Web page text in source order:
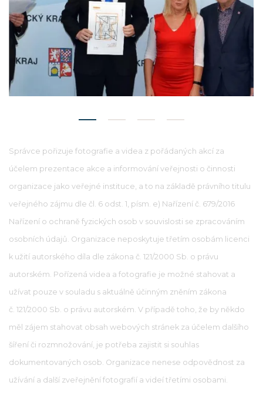
Správce pořizuje fotografie a videa z pořádaných akcí za
účelem prezentace akce a informování veřejnosti o činnosti
organizace jako veřejné instituce, a to na základě právního titulu
veřejného zájmu dle čl. 6 odst. 1, písm. e) Nařízení č. 679/2016
Nařízení o ochraně fyzických osob v souvislosti se zpracováním
osobních údajů. Organizace neposkytuje třetím osobám licenci
k užití autorského díla dle zákona č. 121/2000 Sb. o právu
autorském. Pořízená videa a fotografie je možné stahovat a
užívat pouze v souladu s aktuálně účinným zněním zákona
č. 121/2000 Sb. o právu autorském. V případě toho, že by někdo
měl zájem stahovat obsah webových stránek za účelem dalšího
šíření či rozmnožování, je potřeba zajistit si souhlas
dokumentovaných osob. Organizace nenese odpovědnost za
užívání a další zveřejnění fotografií a videí třetími osobami.